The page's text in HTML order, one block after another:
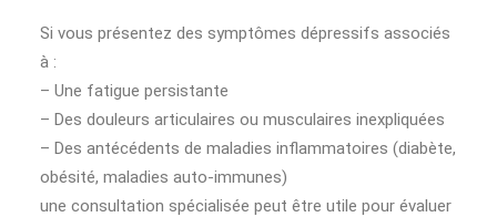
Si vous présentez des symptômes dépressifs associés
à :
– Une fatigue persistante
– Des douleurs articulaires ou musculaires inexpliquées
– Des antécédents de maladies inflammatoires (diabète,
obésité, maladies auto-immunes)
une consultation spécialisée peut être utile pour évaluer